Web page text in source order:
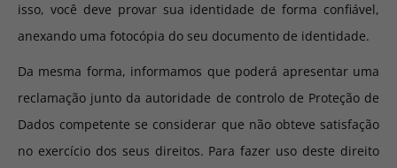
isso, você deve provar sua identidade de forma confiável,
anexando uma fotocópia do seu documento de identidade.
Da mesma forma, informamos que poderá apresentar uma
reclamação junto da autoridade de controlo de Proteção de
Dados competente se considerar que não obteve satisfação
no exercício dos seus direitos. Para fazer uso deste direito